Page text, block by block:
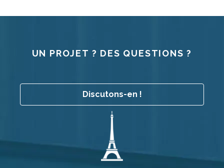
UN PROJET ? DES QUESTIONS ?
Discutons-en !